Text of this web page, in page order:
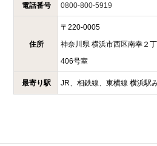
電話番号 0800-800-5919
住所
〒 220-0005
神奈川県 横浜市西区南幸２
406号室
最寄り駅 JR、相鉄線、東横線 横浜駅